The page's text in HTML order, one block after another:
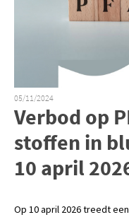
05/11/2024
Verbod op
stoffen in
10 april
Op 10 april 2026 treedt